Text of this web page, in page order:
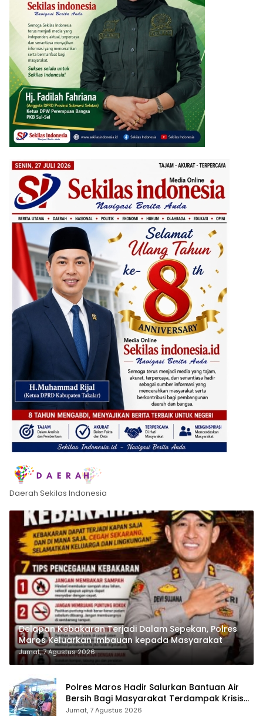
Daerah Sekilas Indonesia
Delapan Kebakaran Terjadi Dalam Sepekan, Polres
Maros Keluarkan Imbauan kepada Masyarakat
Jumat, 7 Agustus 2026
Polres Maros Hadir Salurkan Bantuan Air
Bersih Bagi Masyarakat Terdampak Krisis
Air Bersih Di Maros
Jumat, 7 Agustus 2026